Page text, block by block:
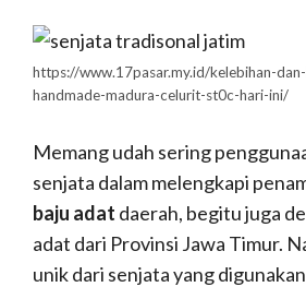
https://www.17pasar.my.id/kelebihan-
handmade-madura-celurit-st0c-hari-ini/
Memang udah sering
senjata dalam melengkapi
baju adat daerah, begitu juga
adat dari Provinsi Jawa Timur.
unik dari senjata yang